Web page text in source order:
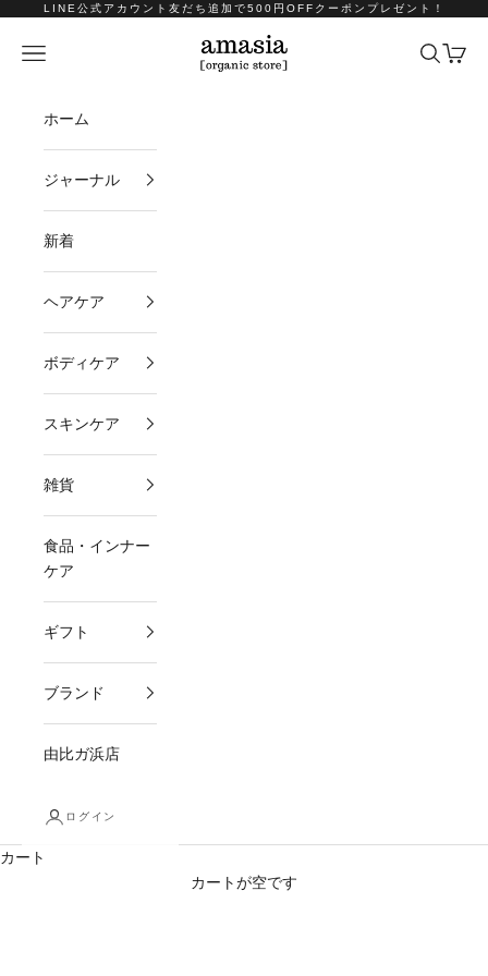
コンテンツへスキップ
LINE公式アカウント友だち追加で500円OFFクーポンプレゼント！
amasia organic store
メニュー 検索カート
ホーム
ジャーナル
新着
ヘアケア
ボディケア
スキンケア
雑貨
食品・インナー
ケア
ギフト
ブランド
由比ガ浜店
ログイン
カート
カートが空です